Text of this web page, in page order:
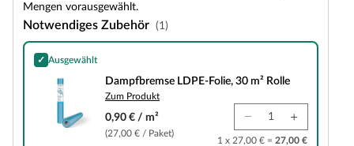
Mengen vorausgewählt.
Notwendiges Zubehör (1)
✓ Ausgewählt
Dampfbremse LDPE-Folie, 30 m² Rolle
Dampfbremse LDPE-Folie, 30 m² Rolle
Zum Produkt
0,90 € / m²
(27,00 € / Paket)
1 x 27,00 € = 27,00 €